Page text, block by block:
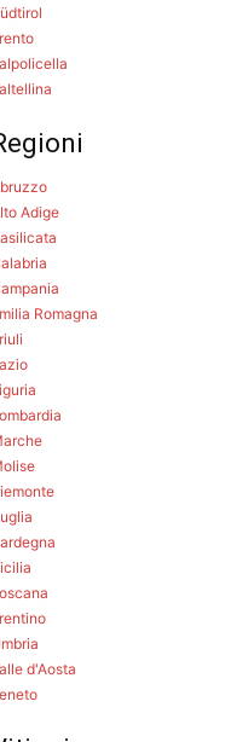
Adige
Romagna
d'Aosta